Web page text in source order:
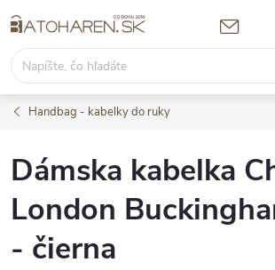
na
obsah
Handbag - kabelky do ruky
Dámska kabelka
London
- čierna